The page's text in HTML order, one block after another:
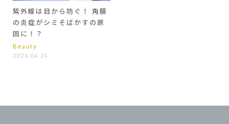
紫外線は目から防ぐ！ 角膜
の炎症がシミそばかすの原
因に！？
Beauty
2024.04.24